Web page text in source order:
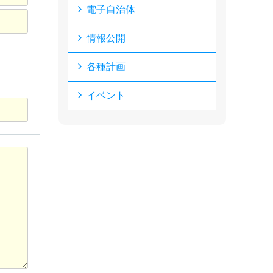
電子自治体
情報公開
各種計画
イベント